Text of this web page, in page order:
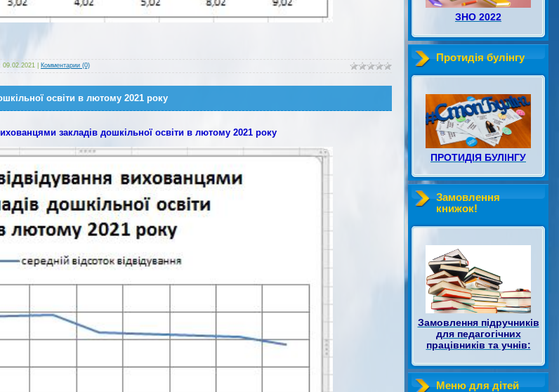
09.02.2021 Комментарии (0)
освіти в лютому 2021 року
закладів дошкільної освіти в лютому 2021 року
ЗНО 2022
Протидія булінгу
ПРОТИДІЯ БУЛІНГУ
Замовлення
книжок!
Замовлення підручників
для педагогічних
працівників та учнів:
Меню для дітей